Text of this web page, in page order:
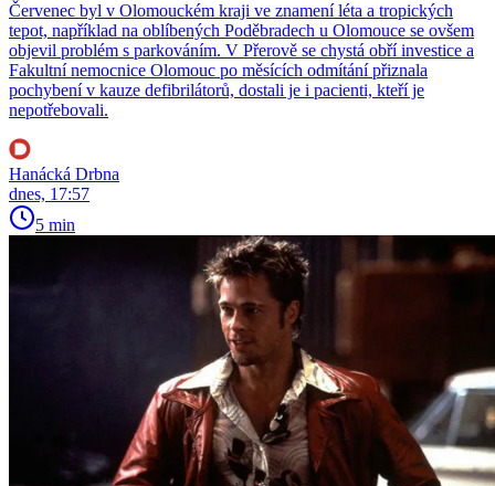
Červenec byl v Olomouckém kraji ve znamení léta a tropických
tepot, například na oblíbených Poděbradech u Olomouce se ovšem
objevil problém s parkováním. V Přerově se chystá obří investice a
Fakultní nemocnice Olomouc po měsících odmítání přiznala
pochybení v kauze defibrilátorů, dostali je i pacienti, kteří je
nepotřebovali.
Hanácká Drbna
dnes, 17:57
5 min